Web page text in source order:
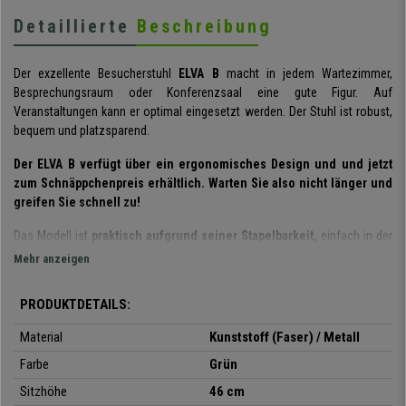
Detaillierte Beschreibung
Der exzellente Besucherstuhl ELVA B macht in jedem Wartezimmer,
Besprechungsraum oder Konferenzsaal eine gute Figur. Auf
Veranstaltungen kann er optimal eingesetzt werden. Der Stuhl ist robust,
bequem und platzsparend.
Der ELVA B verfügt über ein ergonomisches Design und und jetzt
zum Schnäppchenpreis erhältlich. Warten Sie also nicht länger und
greifen Sie schnell zu!
Das Modell ist praktisch aufgrund seiner Stapelbarkeit, einfach in der
Handhabung und wird auch noch
und die Rückenlehne sind sehr widerstandsfähig und flexibel. Ihre Kunden
vier schwarzen Stuhlbeinen
garantiert für eine lange Haltbarkeit in
perfekter Optik.
Es handelt sich um ein praktisches und vielseitiges Modell.
Mehr anzeigen
PRODUKTDETAILS:
Material
Kunststoff (Faser) / Metall
Farbe
Grün
Sitzhöhe
46 cm